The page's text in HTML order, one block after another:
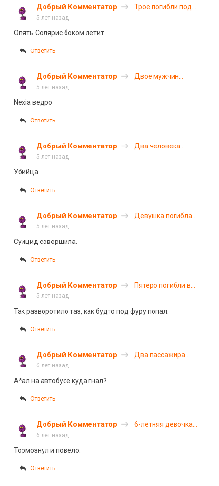
Добрый Комментатор
Трое погибли под
5 лет назад
Опять Солярис боком летит
Ответить
Добрый Комментатор
Двое мужчин
5 лет назад
Nexia ведро
Ответить
Добрый Комментатор
Два человека
5 лет назад
Убийца
Ответить
Добрый Комментатор
Девушка погибла
5 лет назад
Суицид совершила.
Ответить
Добрый Комментатор
Пятеро погибли в
5 лет назад
Так разворотило таз, как будто под фуру попал.
Ответить
Добрый Комментатор
Два пассажира
6 лет назад
А*ал на автобусе куда гнал?
Ответить
Добрый Комментатор
6-летняя девочка
6 лет назад
Тормознул и повело.
Ответить